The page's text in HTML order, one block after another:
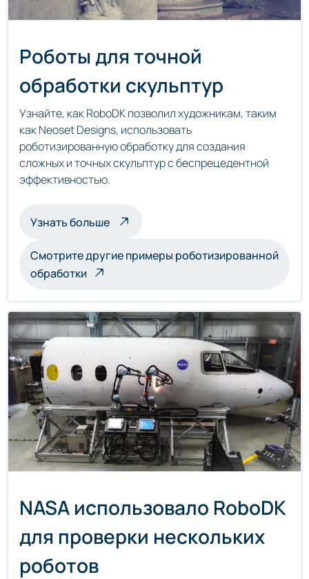
Роботы для точной
обработки скульптур
Узнайте, как RoboDK позволил художникам, таким
как Neoset Designs, использовать
роботизированную обработку для создания
сложных и точных скульптур с беспрецедентной
эффективностью.
Узнать большео скульптурах, обрабатываемых
Смотрите другие примеры роботизированной
обработки
NASA использовало RoboDK
для проверки нескольких
роботов